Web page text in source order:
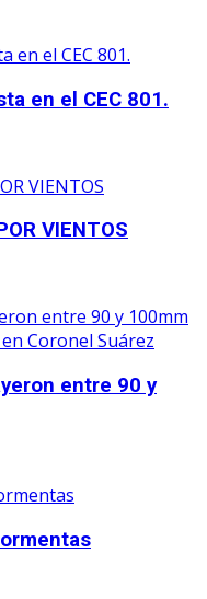
en el CEC 801.
VIENTOS
entre 90 y